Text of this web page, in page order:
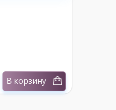
В корзину